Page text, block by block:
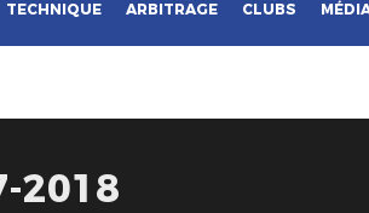
TECHNIQUE ARBITRAGE CLUBS
2018